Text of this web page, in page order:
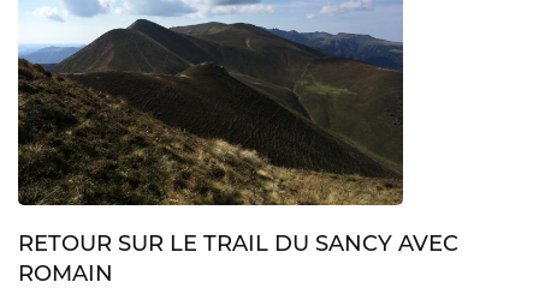
RETOUR SUR LE TRAIL DU SANCY AVEC
ROMAIN